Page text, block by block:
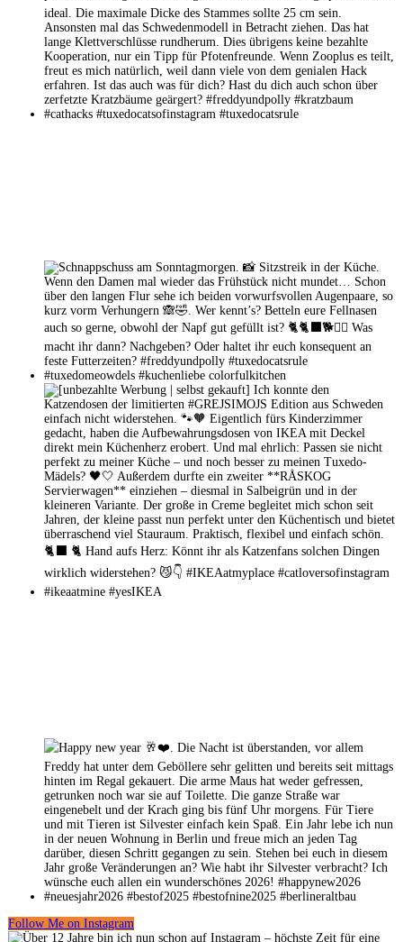
Follow Me on Instagram